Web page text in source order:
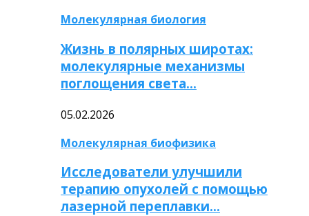
Молекулярная биология
Жизнь в полярных широтах:
молекулярные механизмы
поглощения света…
05.02.2026
Молекулярная биофизика
Исследователи улучшили
терапию опухолей с помощью
лазерной переплавки…